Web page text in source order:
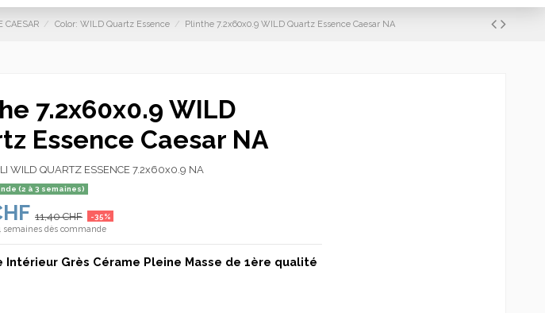
CAESAR Color: WILD Quartz Essence Plinthe 7.2x60x0.9 WILD Quartz Essence Caesar NA
7.2x60x0.9 WILD
Essence Caesar NA
WILD QUARTZ ESSENCE 7.2x60x0.9 NA
(2 à 3 semaines)
11,40 CHF -35%
semaines dès commande
Intérieur Grès Cérame Pleine Masse de 1ère qualité